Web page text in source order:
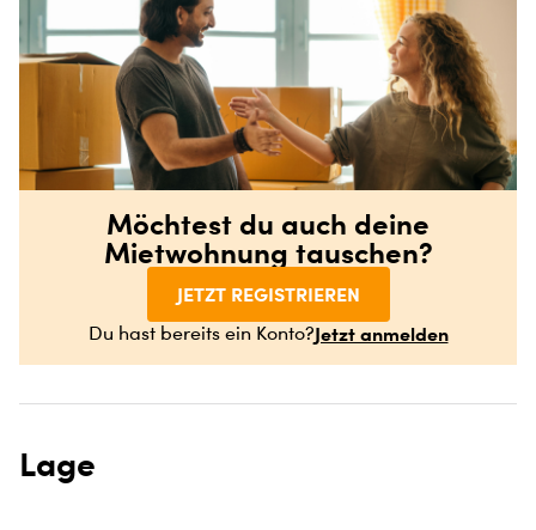
Möchtest du auch deine
Mietwohnung tauschen?
JETZT REGISTRIEREN
Du hast bereits ein Konto?Jetzt anmelden
Lage